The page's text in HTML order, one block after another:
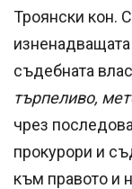
Троянски кон.
изненадващата
съдебната
търпеливо,
чрез
прокурори и
към правото и